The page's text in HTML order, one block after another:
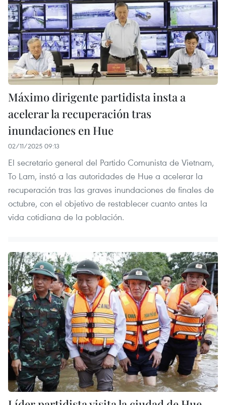
Máximo dirigente partidista insta a
acelerar la recuperación tras
inundaciones en Hue
02/11/2025 09:13
El secretario general del Partido Comunista de Vietnam,
To Lam, instó a las autoridades de Hue a acelerar la
recuperación tras las graves inundaciones de finales de
octubre, con el objetivo de restablecer cuanto antes la
vida cotidiana de la población.